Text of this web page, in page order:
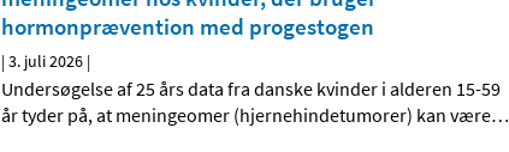
hormonprævention med progestogen
|3. juli 2026 |
Undersøgelse af 25 års data fra danske kvinder i alderen 15-59
år tyder på, at meningeomer (hjernehindetumorer) kan være…